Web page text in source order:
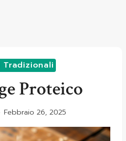
Tradizionali
Proteico
Febbraio 26, 2025